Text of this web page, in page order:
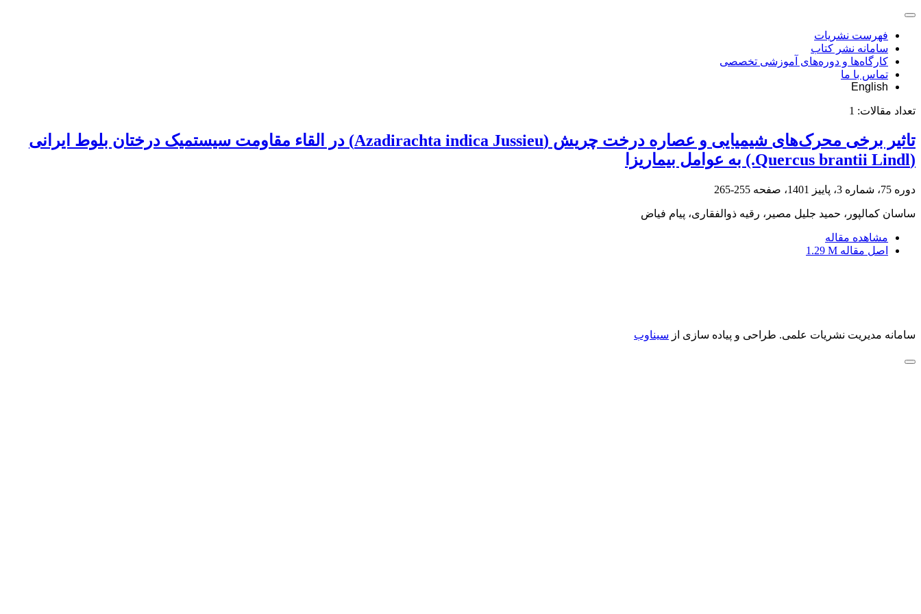
فهرست نشریات
سامانه نشر کتاب
کارگاه‌ها و دوره‌های آموزشی تخصصی
تماس با ما
English
تعداد مقالات: 1
تاثیر برخی محرک‌های شیمیایی و عصاره درخت چریش (Azadirachta indica Jussieu) در القاء مقاومت سیستمیک درختان بلوط ایرانی
(Quercus brantii Lindl.) به عوامل بیماریزا
دوره 75، شماره 3، پاییز 1401، صفحه 255-265
ساسان کمالپور، حمید جلیل مصیر، رقیه ذوالفقاری، پیام فیاض
مشاهده مقاله
اصل مقاله 1.29 M
سامانه مدیریت نشریات علمی. طراحی و پیاده سازی از سیناوب